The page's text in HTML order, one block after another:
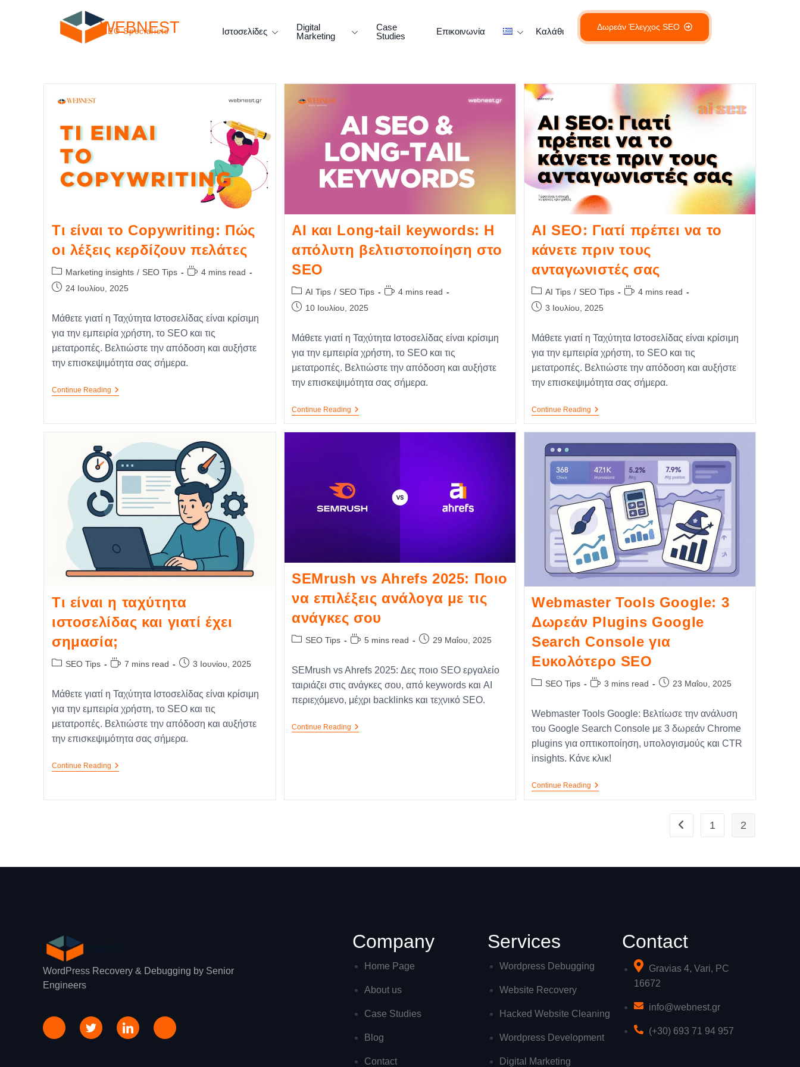
WEBNEST
SEO Specialists Ιστοσελίδες
Digital
Marketing
Case
Studies
Επικοινωνία Καλάθι Δωρεάν Έλεγχος SEO
Τι είναι το Copywriting: Πώς
οι λέξεις κερδίζουν πελάτες
Marketing insights / SEO Tips
4 mins read
24 Ιουλίου, 2025
Μάθετε γιατί η Ταχύτητα Ιστοσελίδας είναι κρίσιμη
για την εμπειρία χρήστη, το SEO και τις
μετατροπές. Βελτιώστε την απόδοση και αυξήστε
την επισκεψιμότητα σας σήμερα.
Continue Reading
AI και Long-tail keywords: Η
απόλυτη βελτιστοποίηση στο
SEO
AI Tips / SEO Tips
4 mins read
10 Ιουλίου, 2025
Μάθετε γιατί η Ταχύτητα Ιστοσελίδας είναι κρίσιμη
για την εμπειρία χρήστη, το SEO και τις
μετατροπές. Βελτιώστε την απόδοση και αυξήστε
την επισκεψιμότητα σας σήμερα.
Continue Reading
AI SEO: Γιατί πρέπει να το
κάνετε πριν τους
ανταγωνιστές σας
AI Tips / SEO Tips
4 mins read
3 Ιουλίου, 2025
Μάθετε γιατί η Ταχύτητα Ιστοσελίδας είναι κρίσιμη
για την εμπειρία χρήστη, το SEO και τις
μετατροπές. Βελτιώστε την απόδοση και αυξήστε
την επισκεψιμότητα σας σήμερα.
Continue Reading
Τι είναι η ταχύτητα
ιστοσελίδας και γιατί έχει
σημασία;
SEO Tips 7 mins read 3 Ιουνίου, 2025
Μάθετε γιατί η Ταχύτητα Ιστοσελίδας είναι κρίσιμη
για την εμπειρία χρήστη, το SEO και τις
μετατροπές. Βελτιώστε την απόδοση και αυξήστε
την επισκεψιμότητα σας σήμερα.
Continue Reading
SEMrush vs Ahrefs 2025: Ποιο
να επιλέξεις ανάλογα με τις
ανάγκες σου
SEO Tips 5 mins read 29 Μαΐου, 2025
SEMrush vs Ahrefs 2025: Δες ποιο SEO εργαλείο
ταιριάζει στις ανάγκες σου, από keywords και AI
περιεχόμενο, μέχρι backlinks και τεχνικό SEO.
Continue Reading
Webmaster Tools Google: 3
Δωρεάν Plugins Google
Search Console για
Ευκολότερο SEO
SEO Tips 3 mins read 23 Μαΐου, 2025
Webmaster Tools Google: Βελτίωσε την ανάλυση
του Google Search Console με 3 δωρεάν Chrome
plugins για οπτικοποίηση, υπολογισμούς και CTR
insights. Κάνε κλικ!
Continue Reading
1 2
WordPress Recovery & Debugging by Senior
Engineers
Company
Home Page
About us
Case Studies
Blog
Contact
Services
Wordpress Debugging
Website Recovery
Hacked Website Cleaning
Wordpress Development
Digital Marketing
Contact
Gravias 4, Vari, PC
16672
info@webnest.gr
(+30) 693 71 94 957